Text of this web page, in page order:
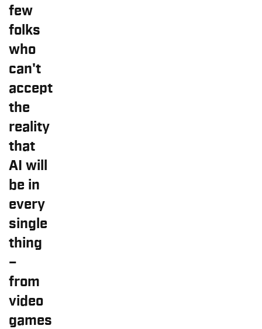
few
folks
who
can't
accept
the
reality
that
AI will
be in
every
single
thing
–
from
video
games